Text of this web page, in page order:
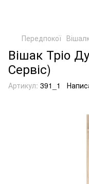
Передпокої
Вішак Тріо
Сервіс)
Артикул: 391_1